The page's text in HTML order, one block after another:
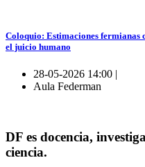
Coloquio: Estimaciones
el juicio humano
28-05-2026 14:00 |
Aula Federman
DF es docencia,
ciencia.